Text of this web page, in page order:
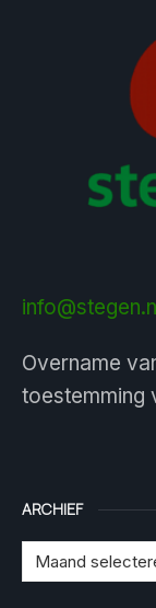
Overname
toestemming
ARCHIEF